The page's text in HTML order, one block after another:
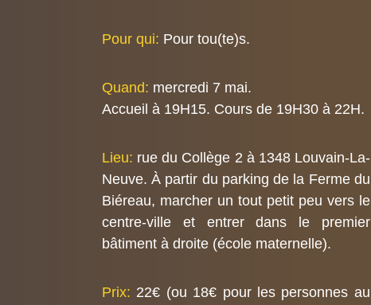
Pour qui: Pour tou(te)s.
Quand: mercredi 7 mai.
Accueil à 19H15. Cours de 19H30 à 22H.
Lieu: rue du Collège 2 à 1348 Louvain-La-
Neuve. À partir du parking de la Ferme du
Biéreau, marcher un tout petit peu vers le
centre-ville et entrer dans le premier
bâtiment à droite (école maternelle).
Prix: 22€ (ou 18€ pour les personnes au